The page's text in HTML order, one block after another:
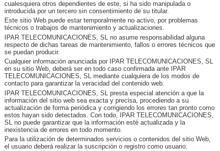
cualesquiera otros dependientes de este, si ha sido manipulada o
introducida por un tercero sin consentimiento de su titular.
Este sitio Web puede estar temporalmente no activo, por problemas
técnicos o trabajos de mantenimiento y actualizaciones.
IPAR TELECOMUNICACIONES, SL no asume responsabilidad alguna
respecto de dichas tareas de mantenimiento, fallos o errores técnicos que
se puedan producir.
Cualquier información anunciada por IPAR TELECOMUNICACIONES, SL
en su sitio Web, deberá ser en todo caso confirmada ante IPAR
TELECOMUNICACIONES, SL mediante cualquiera de los modos de
contacto para garantizar la veracidad del contenido web.
IPAR TELECOMUNICACIONES, SL presta especial atención a que la
información del sitio web sea exacta y precisa, procediendo a su
actualización de forma periódica y corrigiendo los errores tan pronto como
estos hayan sido detectados. Con todo, IPAR TELECOMUNICACIONES,
SL no puede garantizar que la información esté actualizada y la
inexistencia de errores en todo momento.
Para la utilización de determinados servicios o contenidos del sitio Web,
el usuario deberá realizar la suscripción o registro como usuario.